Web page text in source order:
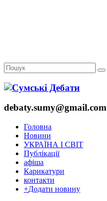
debaty.sumy@gmail.com
Головна
Новини
УКРАЇНА І СВІТ
Публікації
афіша
Карикатури
контакти
+Додати новину